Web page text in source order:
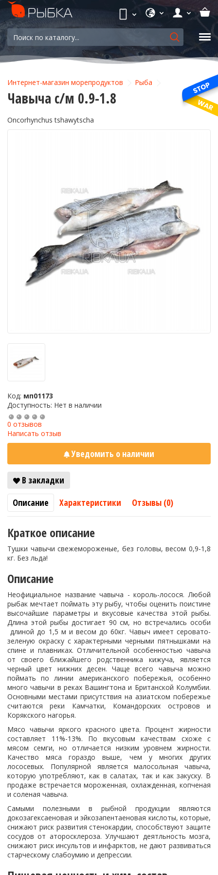
Интернет-магазин морепродуктов Рыба
Чавыча с/м 0.9-1.8
Oncorhynchus tshawytscha
Код: мп01173
Доступность: Нет в наличии
0 отзывов
Написать отзыв
Уведомить о наличии
В закладки
Описание
Характеристики Отзывы (0)
Краткое описание
Тушки чавычи свежемороженые, без головы, весом 0,9-1,8
кг. Без льда!
Описание
Неофициальное название чавыча - король-лосося. Любой
рыбак мечтает поймать эту рыбу, чтобы оценить поистине
высочайшие параметры и вкусовые качества этой рыбы.
Длина этой рыбы достигает 90 см, но встречались особи
длиной до 1,5 м и весом до 60кг. Чавыч имеет серовато-
зеленую окраску с характерными черными пятнышками на
спине и плавниках. Отличительной особенностью чавыча
от своего ближайшего родственника кижуча, является
черный цвет нижних десен. Чаще всего чавыча можно
поймать по линии американского побережья, особенно
много чавычи в реках Вашингтона и Британской Колумбии.
Основными местами присутствия на азиатском побережье
считаются реки Камчатки, Командорских островов и
Корякского нагорья.
Мясо чавычи яркого красного цвета. Процент жирности
составляет 11%-13%. По вкусовым качествам схоже с
мясом семги, но отличается низким уровнем жирности.
Качество мяса гораздо выше, чем у многих других
лососевых. Популярной является малосольная чавыча,
которую употребляют, как в салатах, так и как закуску. В
продаже встречается мороженная, охлажденная, копченая
и соленая чавыча.
Самыми полезными в рыбной продукции являются
докозагексаеновая и эйкозапентаеновая кислоты, которые,
снижают риск развития стенокардии, способствуют защите
сосудов от аторосклероза. Улучшают деятльность мозга,
снижают риск инсультов и инфарктов, не дают развиваться
старческому слабоумию и депрессии.